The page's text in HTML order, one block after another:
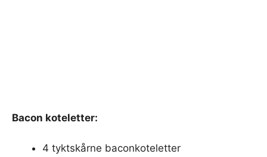
Bacon koteletter:
4 tyktskårne baconkoteletter